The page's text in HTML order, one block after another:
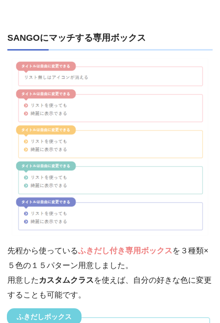
SANGOにマッチする専用ボックス
先程から使っているふきだし付き専用ボックス を３種類×
５色の１５パターン用意しました。
用意した カスタムクラスを使えば、自分の好きな色に変更
することも可能です。
ふきだしボックス